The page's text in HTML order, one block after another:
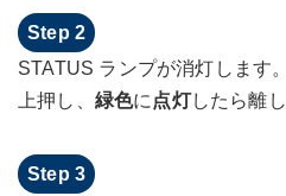
STATUS ランプが消灯します
上押し、 緑色に 点灯したら離し